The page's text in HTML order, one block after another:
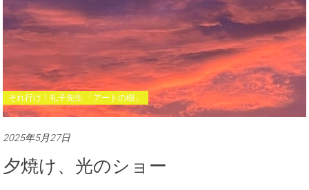
それ行け！礼子先生 「アートの樹」
2025年5月27日
夕焼け、光のショー